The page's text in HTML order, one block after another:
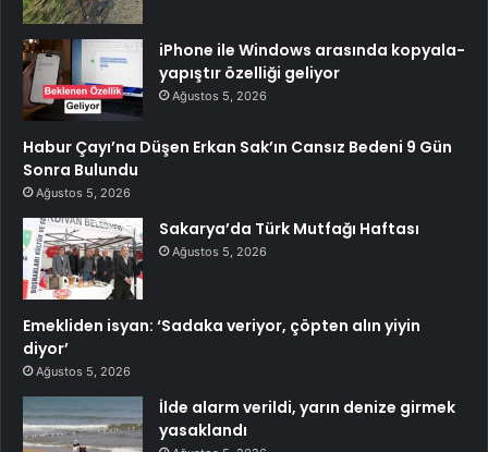
iPhone ile Windows arasında kopyala-
yapıştır özelliği geliyor
Ağustos 5, 2026
Habur Çayı’na Düşen Erkan Sak’ın Cansız Bedeni 9 Gün
Sonra Bulundu
Ağustos 5, 2026
Sakarya’da Türk Mutfağı Haftası
Ağustos 5, 2026
Emekliden isyan: ‘Sadaka veriyor, çöpten alın yiyin
diyor’
Ağustos 5, 2026
İlde alarm verildi, yarın denize girmek
yasaklandı